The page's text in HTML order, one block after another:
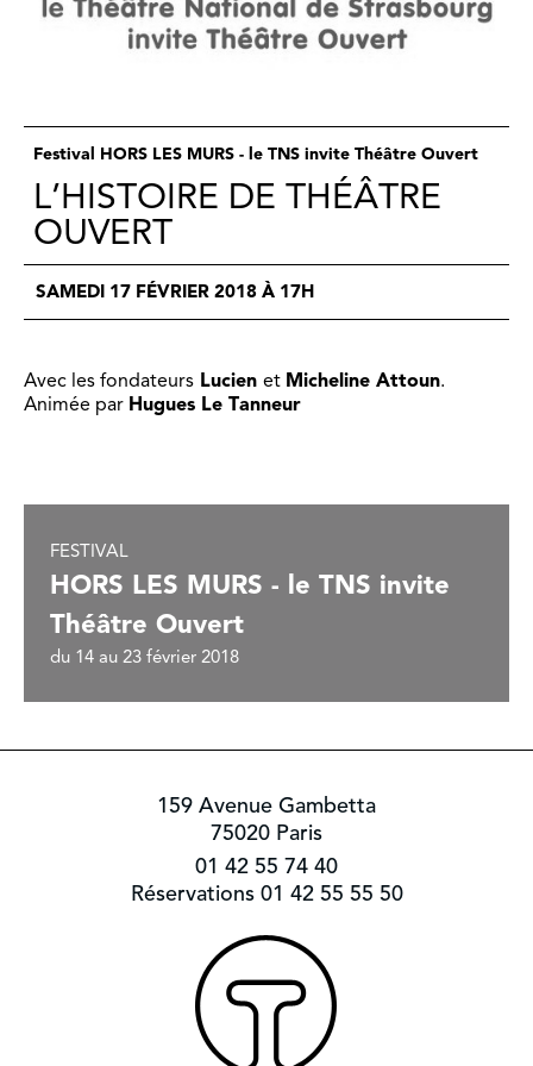
Festival HORS LES MURS - le TNS invite Théâtre Ouvert
L’HISTOIRE DE THÉÂTRE
OUVERT
SAMEDI 17 FÉVRIER 2018 À 17H
Avec les fondateurs Lucien et Micheline Attoun.
Animée par Hugues Le Tanneur
FESTIVAL
HORS LES MURS - le TNS invite
Théâtre Ouvert
du 14 au 23 février 2018
159 Avenue Gambetta
75020 Paris
01 42 55 74 40
Réservations 01 42 55 55 50